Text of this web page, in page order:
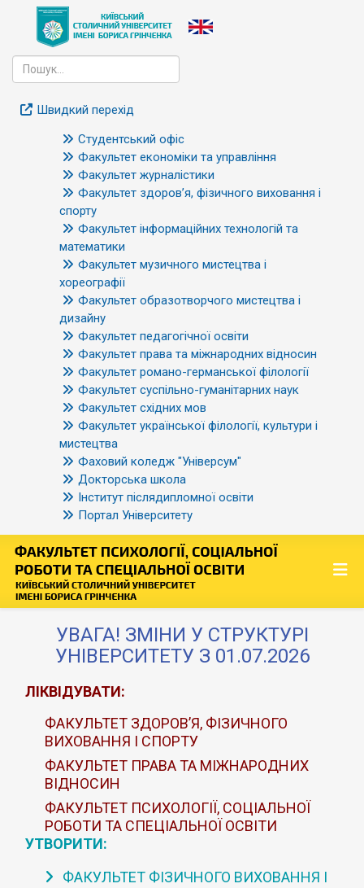
Швидкий перехід
Студентський офіс
Факультет економіки та управління
Факультет журналістики
Факультет здоров’я, фізичного виховання і
спорту
Факультет інформаційних технологій та
математики
Факультет музичного мистецтва і
хореографії
Факультет образотворчого мистецтва і
дизайну
Факультет педагогічної освіти
Факультет права та міжнародних відносин
Факультет романо-германської філології
Факультет суспільно-гуманітарних наук
Факультет східних мов
Факультет української філології, культури і
мистецтва
Фаховий коледж "Універсум"
Докторська школа
Інститут післядипломної освіти
Портал Університету
УВАГА! ЗМІНИ У СТРУКТУРІ
УНІВЕРСИТЕТУ З 01.07.2026
ЛІКВІДУВАТИ:
ФАКУЛЬТЕТ ЗДОРОВ’Я, ФІЗИЧНОГО
ВИХОВАННЯ І СПОРТУ
ФАКУЛЬТЕТ ПРАВА ТА МІЖНАРОДНИХ
ВІДНОСИН
ФАКУЛЬТЕТ ПСИХОЛОГІЇ, СОЦІАЛЬНОЇ
РОБОТИ ТА СПЕЦІАЛЬНОЇ ОСВІТИ
УТВОРИТИ:
ФАКУЛЬТЕТ ФІЗИЧНОГО ВИХОВАННЯ І